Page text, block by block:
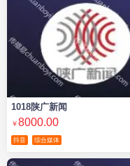
1018陕广新闻
￥8000.00
抖音 综合媒体